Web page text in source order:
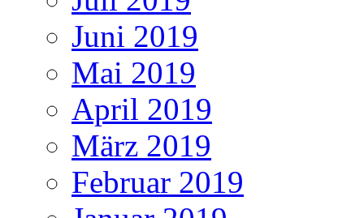
Juni 2019
Mai 2019
April 2019
März 2019
Februar 2019